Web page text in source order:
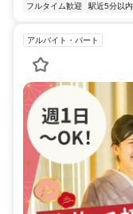
フルタイム歓迎
駅近5分以内
アルバイト・パート